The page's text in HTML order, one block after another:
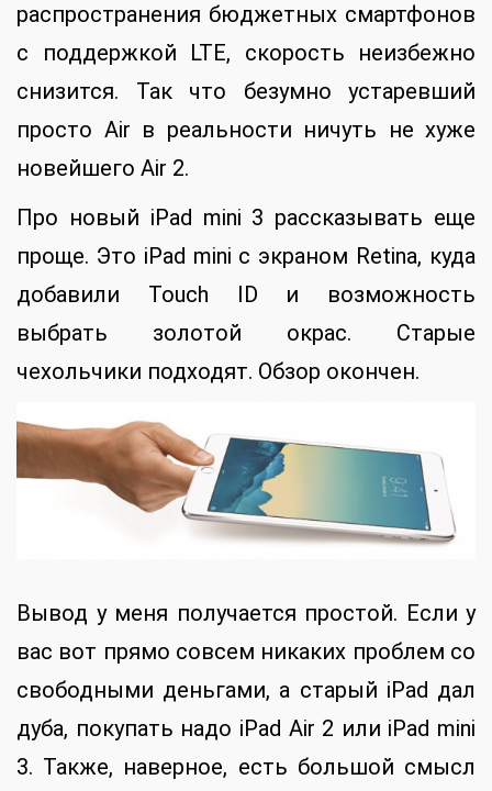
распространения бюджетных смартфонов
с поддержкой LTE, скорость неизбежно
снизится. Так что безумно устаревший
просто Air в реальности ничуть не хуже
новейшего Air 2.
Про новый iPad mini 3 рассказывать еще
проще. Это iPad mini с экраном Retina, куда
добавили Touch ID и возможность
выбрать золотой окрас. Старые
чехольчики подходят. Обзор окончен.
Вывод у меня получается простой. Если у
вас вот прямо совсем никаких проблем со
свободными деньгами, а старый iPad дал
дуба, покупать надо iPad Air 2 или iPad mini
3. Также, наверное, есть большой смысл